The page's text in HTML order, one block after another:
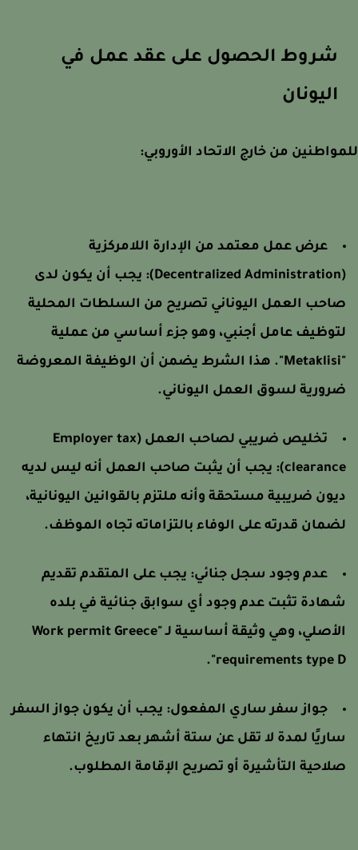
شروط الحصول على عقد عمل في
اليونان
من خارج الاتحاد الأوروبي:
عرض عمل معتمد من الإدارة اللامركزية
(Decentralized Administration): يجب أن يكون لدى
العمل اليوناني تصريح من السلطات المحلية
عامل أجنبي، وهو جزء أساسي من عملية
"Metaklisi". هذا الشرط يضمن أن الوظيفة المعروضة
لسوق العمل اليوناني.
تخليص ضريبي لصاحب العمل (Employer tax
clearance): يجب أن يثبت صاحب العمل أنه ليس لديه
ضريبية مستحقة وأنه ملتزم بالقوانين اليونانية،
قدرته على الوفاء بالتزاماته تجاه الموظف.
عدم وجود سجل جنائي: يجب على المتقدم تقديم
تثبت عدم وجود أي سوابق جنائية في بلده
الأصلي، وهي وثيقة أساسية لـ "Work permit Greece
requirements type
جواز سفر ساري المفعول: يجب أن يكون جواز السفر
لمدة لا تقل عن ستة أشهر بعد تاريخ انتهاء
التأشيرة أو تصريح الإقامة المطلوب.